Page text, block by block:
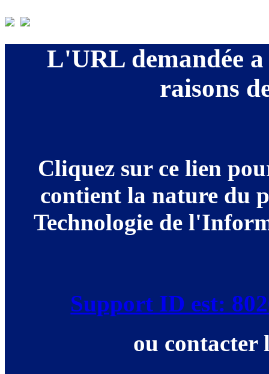
L'URL demandée a
raisons
Cliquez sur ce lien
contient la nature du
Technologie de
Support ID est:
ou contacter